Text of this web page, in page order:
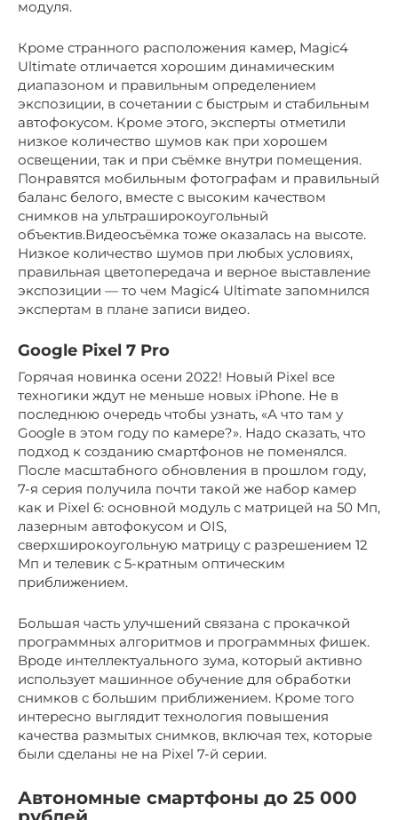
модуля.
Кроме странного расположения камер, Magic4
Ultimate отличается хорошим динамическим
диапазоном и правильным определением
экспозиции, в сочетании с быстрым и стабильным
автофокусом. Кроме этого, эксперты отметили
низкое количество шумов как при хорошем
освещении, так и при съёмке внутри помещения.
Понравятся мобильным фотографам и правильный
баланс белого, вместе с высоким качеством
снимков на ультраширокоугольный
объектив.Видеосъёмка тоже оказалась на высоте.
Низкое количество шумов при любых условиях,
правильная цветопередача и верное выставление
экспозиции — то чем Magic4 Ultimate запомнился
экспертам в плане записи видео.
Google Pixel 7 Pro
Горячая новинка осени 2022! Новый Pixel все
техногики ждут не меньше новых iPhone. Не в
последнюю очередь чтобы узнать, «А что там у
Google в этом году по камере?». Надо сказать, что
подход к созданию смартфонов не поменялся.
После масштабного обновления в прошлом году,
7-я серия получила почти такой же набор камер
как и Pixel 6: основной модуль с матрицей на 50 Мп,
лазерным автофокусом и OIS,
сверхширокоугольную матрицу с разрешением 12
Мп и телевик с 5-кратным оптическим
приближением.
Большая часть улучшений связана с прокачкой
программных алгоритмов и программных фишек.
Вроде интеллектуального зума, который активно
использует машинное обучение для обработки
снимков с большим приближением. Кроме того
интересно выглядит технология повышения
качества размытых снимков, включая тех, которые
были сделаны не на Pixel 7-й серии.
Автономные смартфоны до 25 000